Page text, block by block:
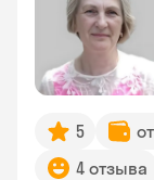
5
4 отзыва